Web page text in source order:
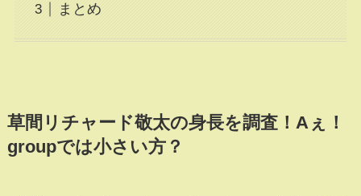
まとめ
草間リチャード敬太の身長を調査！Aぇ！
groupでは小さい方？